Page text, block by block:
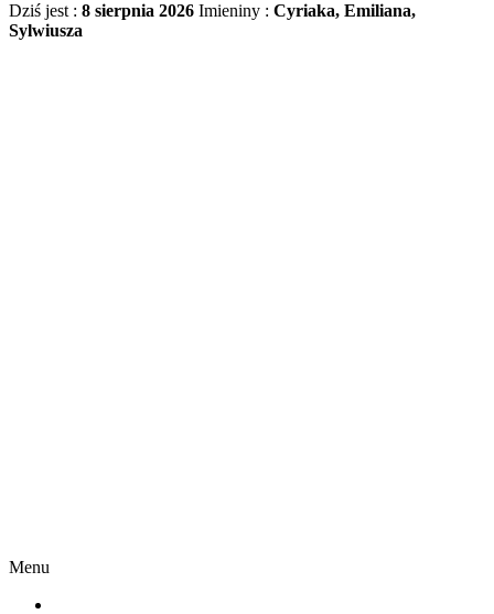
Dziś jest : 8 sierpnia 2026 Imieniny : Cyriaka, Emiliana,
Sylwiusza
Menu